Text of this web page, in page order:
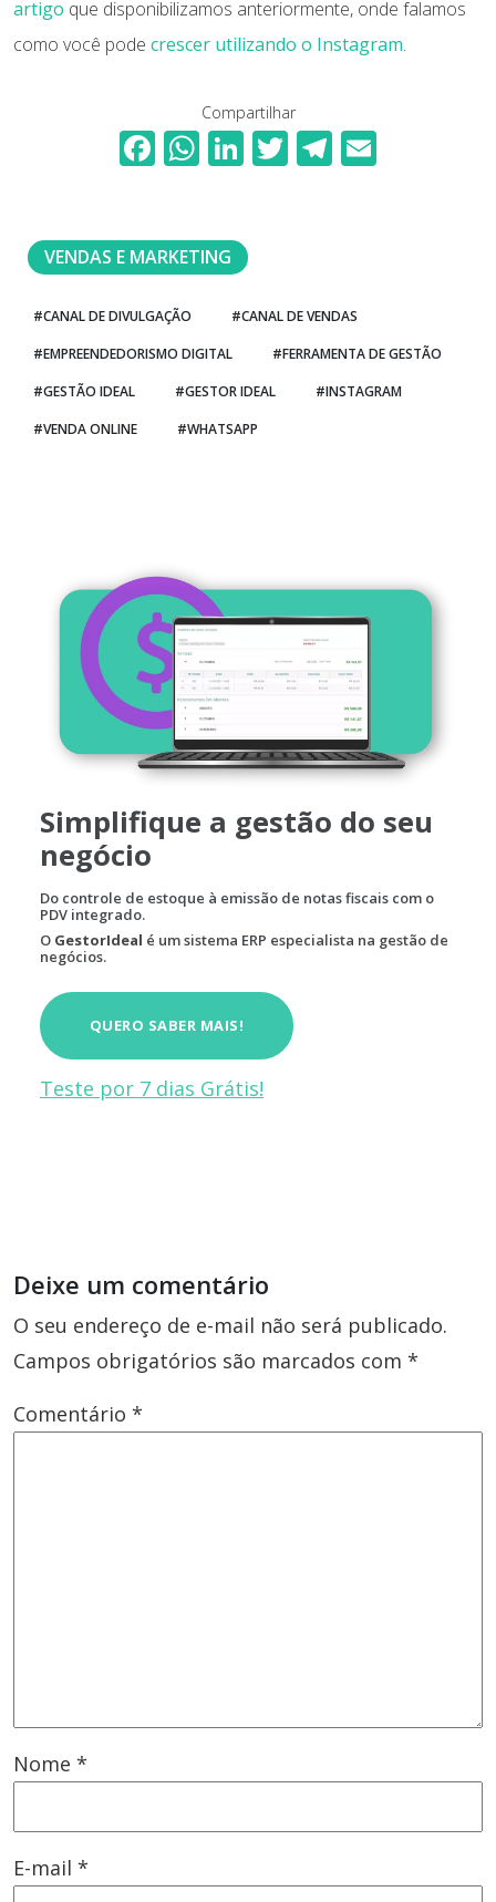
artigo que disponibilizamos anteriormente, onde falamos
como você pode crescer utilizando o Instagram.
Compartilhar
F
b
o
o
k
W
s
A
p
Li
n
T T
m
VENDAS E MARKETING
#CANAL DE DIVULGAÇÃO
#CANAL DE VENDAS
#EMPREENDEDORISMO DIGITAL
#FERRAMENTA DE GESTÃO
#GESTÃO IDEAL
#GESTOR IDEAL
#INSTAGRAM
#VENDA ONLINE
#WHATSAPP
Simplifique a gestão do seu
negócio
Do controle de estoque à emissão de notas fiscais com o
PDV integrado.
O GestorIdeal é um sistema ERP especialista na gestão de
negócios.
QUERO SABER MAIS!
Teste por 7 dias Grátis!
Deixe um comentário
O seu endereço de e-mail não será publicado.
Campos obrigatórios são marcados com *
Comentário *
Nome *
E-mail *